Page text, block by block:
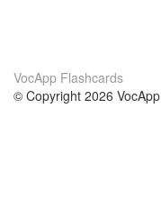
VocApp Flashcards
© Copyright 2026 VocApp